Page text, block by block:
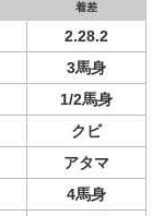
着差
2.28.2
3馬身
1/2馬身
クビ
アタマ
4馬身